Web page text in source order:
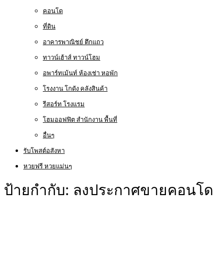
คอนโด
ที่ดิน
อาคารพาณิชย์ ตึกแถว
ทาวน์เฮ้าส์ ทาวน์โฮม
อพาร์ทเม้นท์ ห้องเช่า หอพัก
โรงงาน โกดัง คลังสินค้า
รีสอร์ท โรงแรม
โฮมออฟฟิต สำนักงาน พื้นที่
อื่นๆ
รับโพสต์อสังหา
หวยฟรี หวยแม่นๆ
ป้ายกำกับ: ลงประกาศขายคอนโด